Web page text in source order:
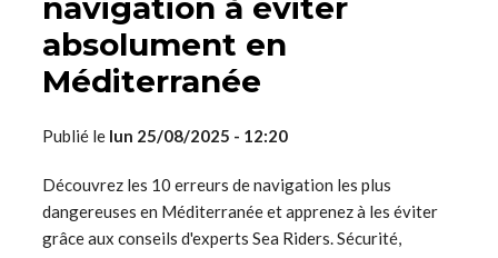
absolument en
Méditerranée
Publié le lun 25/08/2025 - 12:20
Découvrez les 10 erreurs de navigation les plus
dangereuses en Méditerranée et apprenez à les éviter
grâce aux conseils d'experts Sea Riders. Sécurité,